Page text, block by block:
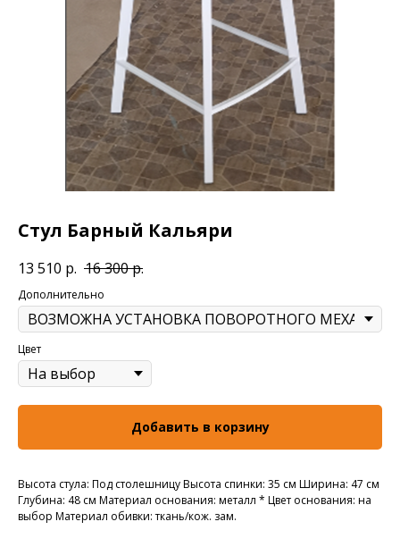
Стул Барный Кальяри
13 510 р. 16 300р.
Дополнительно
Цвет
Добавить в корзину
Высота стула: Под столешницу Высота спинки: 35 см Ширина: 47 см
Глубина: 48 см Материал основания: металл * Цвет основания: на
выбор Материал обивки: ткань/кож. зам.